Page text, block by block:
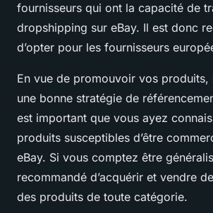
fournisseurs qui ont la capacité de
dropshipping sur eBay. Il est donc
d’opter pour les fournisseurs
En vue de promouvoir vos produits,
une bonne stratégie de
est important que vous ayez
produits susceptibles d’être
eBay. Si vous comptez être
recommandé d’acquérir et vendre
des produits de toute catégorie.